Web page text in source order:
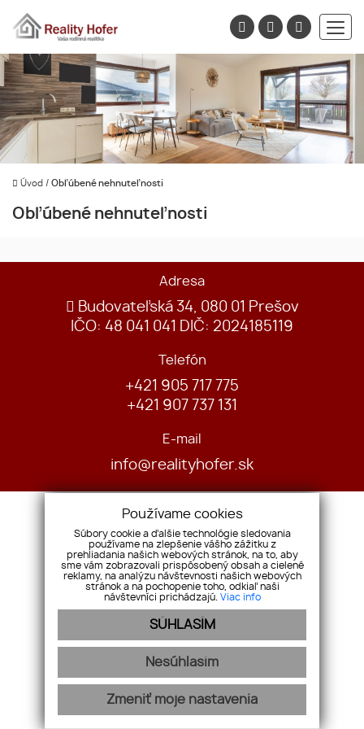
Úvod / Obľúbené nehnuteľnosti
Obľúbené nehnuteľnosti
Adresa
Budovateľská 34, 080 01 Prešov
IČO: 48 041 041 DIČ: 2024185119
Telefón
+421 905 717 775
+421 907 737 131
E-mail
info@realityhofer.sk
Reklamačný poriadok
Všeobecné obchodné podmienky
Ochrana osobných údajov
Cookies
webex.digital REALVIA.sk
Používame cookies
Súbory cookie a ďalšie technológie sledovania
používame na zlepšenie vášho zážitku z
prehliadania našich webových stránok, na to, aby
sme vám zobrazovali prispôsobený obsah a cielené
reklamy, na analýzu návštevnosti našich webových
stránok a na pochopenie toho, odkiaľ naši
návštevníci prichádzajú. Viac info
SÚHLASÍM
Nesúhlasím
Zmeniť moje nastavenia